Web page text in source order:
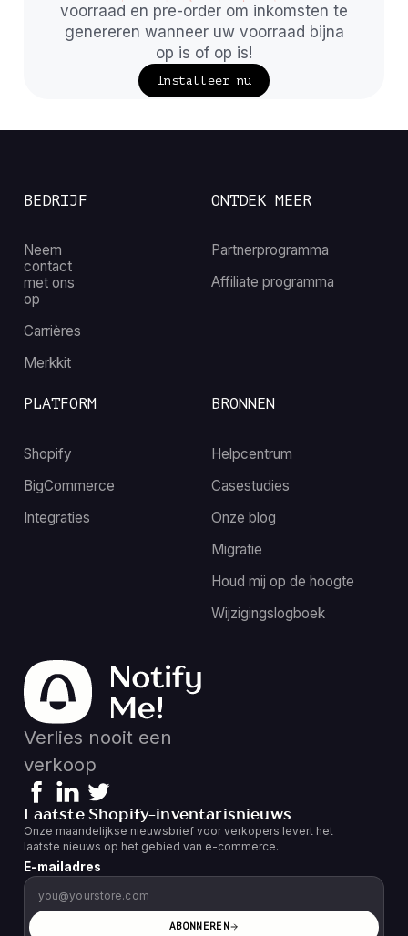
voorraad en pre-order om inkomsten te
genereren wanneer uw voorraad bijna
op is of op is!
Installeer nu
BEDRIJF
Neem
contact
met ons
op
Carrières
Merkkit
BRONNEN
Helpcentrum
Casestudies
Onze blog
Migratie
Houd mij op de hoogte
Wijzigingslogboek
ONTDEK MEER
Partnerprogramma
Affiliate programma
PLATFORM
Shopify
BigCommerce
Integraties
Verlies nooit een
verkoop
Laatste Shopify-inventarisnieuws
Onze maandelijkse nieuwsbrief voor verkopers levert het
laatste nieuws op het gebied van e-commerce.
E-mailadres
ABONNEREN